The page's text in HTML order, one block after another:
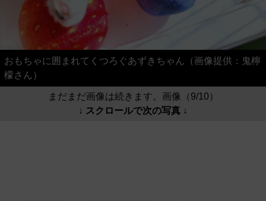
おもちゃに囲まれてくつろぐあずきちゃん（画像提供：鬼檸
檬さん）
まだまだ画像は続きます。画像（9/10）
↓ スクロールで次の写真 ↓